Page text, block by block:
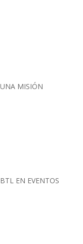
MISIÓN
EN EVENTOS